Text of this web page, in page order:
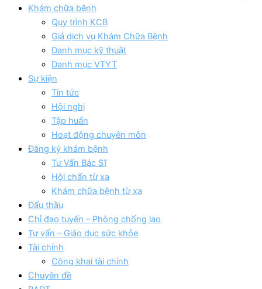
Khám chữa bệnh
Quy trình KCB
Giá dịch vụ Khám Chữa Bệnh
Danh mục kỹ thuật
Danh mục VTYT
Sự kiện
Tin tức
Hội nghị
Tập huấn
Hoạt động chuyên môn
Đăng ký khám bệnh
Tư Vấn Bác Sĩ
Hội chẩn từ xa
Khám chữa bệnh từ xa
Đấu thầu
Chỉ đạo tuyến – Phòng chống lao
Tư vấn – Giáo dục sức khỏe
Tài chính
Công khai tài chính
Chuyên đề